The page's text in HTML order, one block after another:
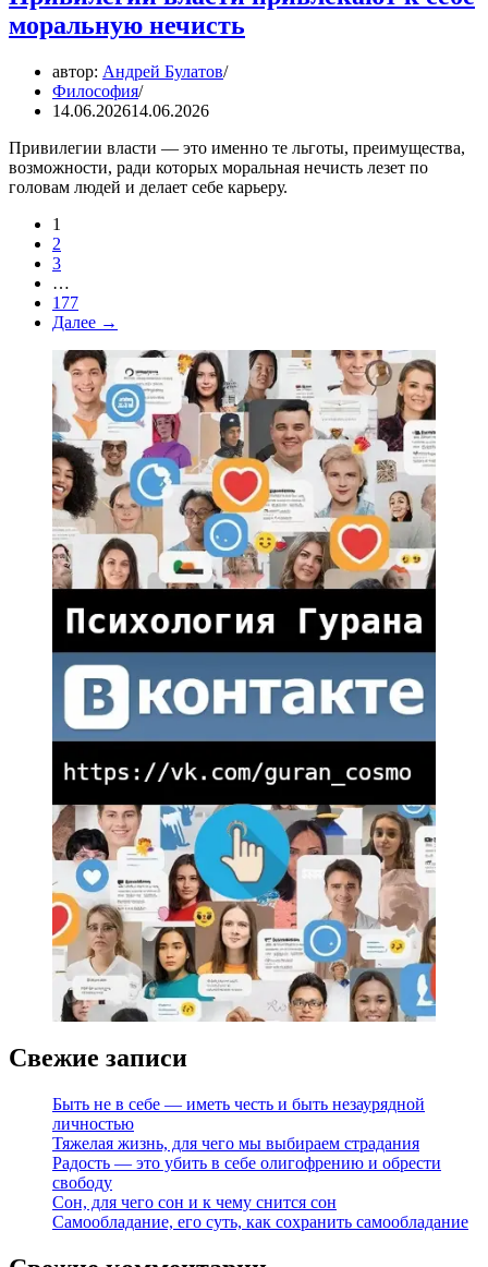
моральную нечисть
автор: Андрей Булатов
Философия
14.06.202614.06.2026
Привилегии власти — это именно те льготы, преимущества,
возможности, ради которых моральная нечисть лезет по
головам людей и делает себе карьеру.
1
2
3
…
177
Далее →
Свежие записи
Быть не в себе — иметь честь и быть незаурядной
личностью
Тяжелая жизнь, для чего мы выбираем страдания
Радость — это убить в себе олигофрению и обрести
свободу
Сон, для чего сон и к чему снится сон
Самообладание, его суть, как сохранить самообладание